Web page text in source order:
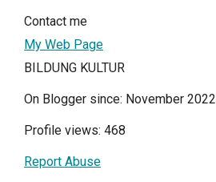
Contact me
My Web Page
BILDUNG KULTUR
On Blogger since: November 2022
Profile views: 468
Report Abuse